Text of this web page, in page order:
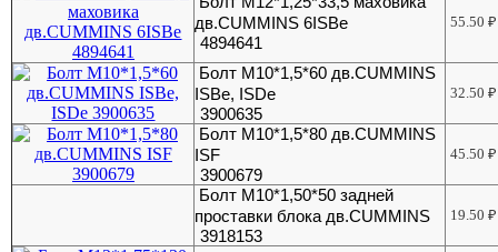
дв.CUMMINS 6ISBe
4894641
55.50₽
Болт М10*1,5*60 дв.CUMMINS
ISBe, ISDe
3900635
32.50₽
Болт М10*1,5*80 дв.CUMMINS
ISF
3900679
45.50₽
Болт М10*1,50*50 задней
проставки блока дв.CUMMINS
3918153
19.50₽